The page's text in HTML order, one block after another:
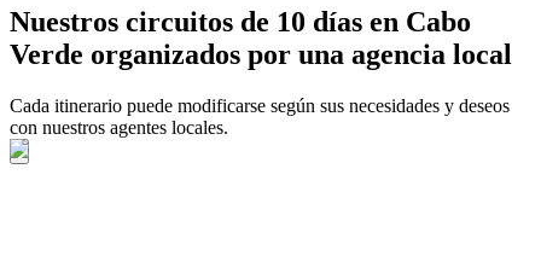
Nuestros circuitos de 10 días en Cabo
Verde organizados por una agencia local
Cada itinerario puede modificarse según sus necesidades y deseos
con nuestros agentes locales.